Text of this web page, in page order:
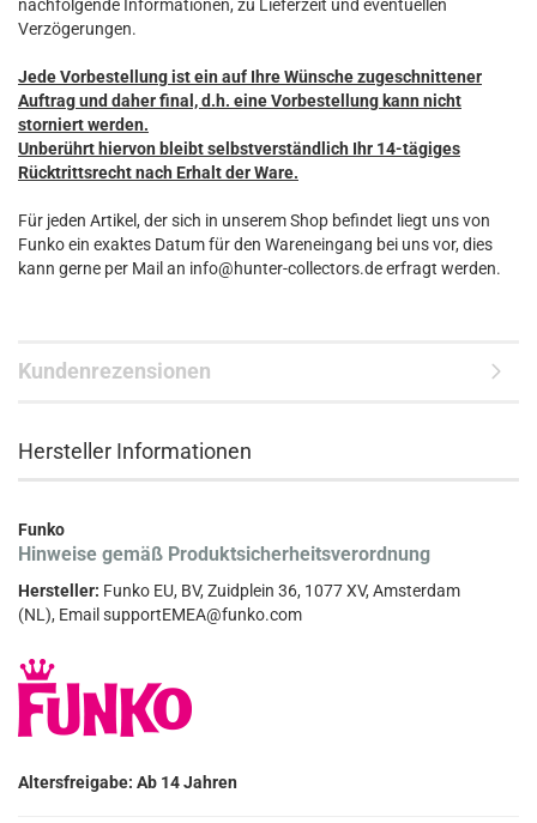
nachfolgende Informationen, zu Lieferzeit und eventuellen
Verzögerungen.
Jede Vorbestellung ist ein auf Ihre Wünsche zugeschnittener
Auftrag und daher final, d.h. eine Vorbestellung kann nicht
storniert werden.
Unberührt hiervon bleibt selbstverständlich Ihr 14-tägiges
Rücktrittsrecht nach Erhalt der Ware.
Für jeden Artikel, der sich in unserem Shop befindet liegt uns von
Funko ein exaktes Datum für den Wareneingang bei uns vor, dies
kann gerne per Mail an info@hunter-collectors.de erfragt werden.
Kundenrezensionen
Hersteller Informationen
Funko
Hinweise gemäß Produktsicherheitsverordnung
Hersteller: Funko EU, BV, Zuidplein 36, 1077 XV, Amsterdam
(NL), Email supportEMEA@funko.com
Altersfreigabe: Ab 14 Jahren